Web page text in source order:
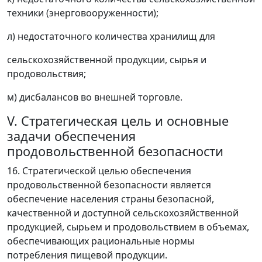
техники (энерговооруженности);
л) недостаточного количества хранилищ для
сельскохозяйственной продукции, сырья и
продовольствия;
м) дисбалансов во внешней торговле.
V. Стратегическая цель и основные
задачи обеспечения
продовольственной безопасности
16. Стратегической целью обеспечения
продовольственной безопасности является
обеспечение населения страны безопасной,
качественной и доступной сельскохозяйственной
продукцией, сырьем и продовольствием в объемах,
обеспечивающих рациональные нормы
потребления пищевой продукции.